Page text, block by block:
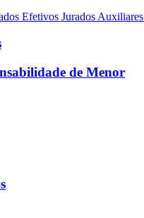
Efetivos Jurados Auxiliares
de Menor